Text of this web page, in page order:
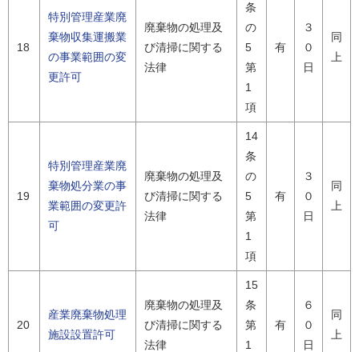
18
特別管理産業廃
棄物収集運搬業
の事業範囲の変
更許可
廃棄物の処理及
び清掃に関する
法律
条
の
5
第
1
項
有
３
０
日
同
上
19
特別管理産業廃
棄物処分業の事
業範囲の変更許
可
廃棄物の処理及
び清掃に関する
法律
14
条
の
5
第
1
項
有
３
０
日
同
上
20
産業廃棄物処理
施設設置許可
廃棄物の処理及
び清掃に関する
法律
15
条
第
1
有
６
０
日
同
上